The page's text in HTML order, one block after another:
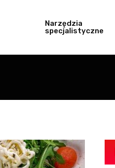
Narzędzia
specjalistyczne